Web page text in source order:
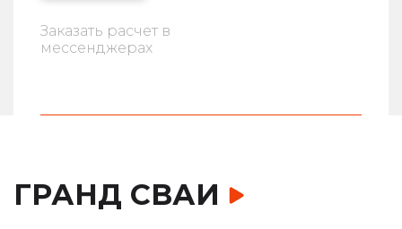
Заказать расчет в
мессенджерах
ГРАНД СВАИ